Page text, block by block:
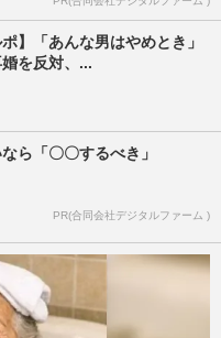
】「あんな男はやめとき」
を反対、...
ら「〇〇するべき」
PR(合同会社デジタルファーム )